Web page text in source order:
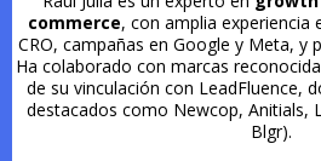
commerce, con amplia experiencia
CRO, campañas en Google y Meta, y
Ha colaborado con marcas
de su vinculación con LeadFluence,
destacados como Newcop, Anitials,
Blgr).